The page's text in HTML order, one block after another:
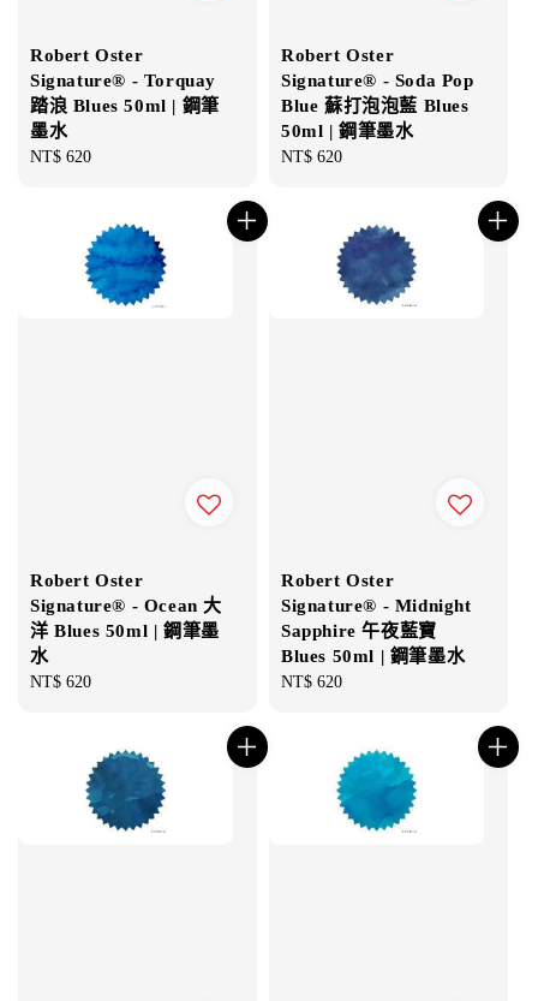
Robert Oster
Signature® - Torquay
踏浪 Blues 50ml | 鋼筆
墨水
Regular
NT$ 620
Robert Oster
Signature® - Soda Pop
Blue 蘇打泡泡藍 Blues
50ml | 鋼筆墨水
Regular
NT$ 620
Robert Oster
Signature® - Ocean 大
洋 Blues 50ml | 鋼筆墨
水
Regular
NT$ 620
Robert Oster
Signature® - Midnight
Sapphire 午夜藍寶
Blues 50ml | 鋼筆墨水
Regular
NT$ 620